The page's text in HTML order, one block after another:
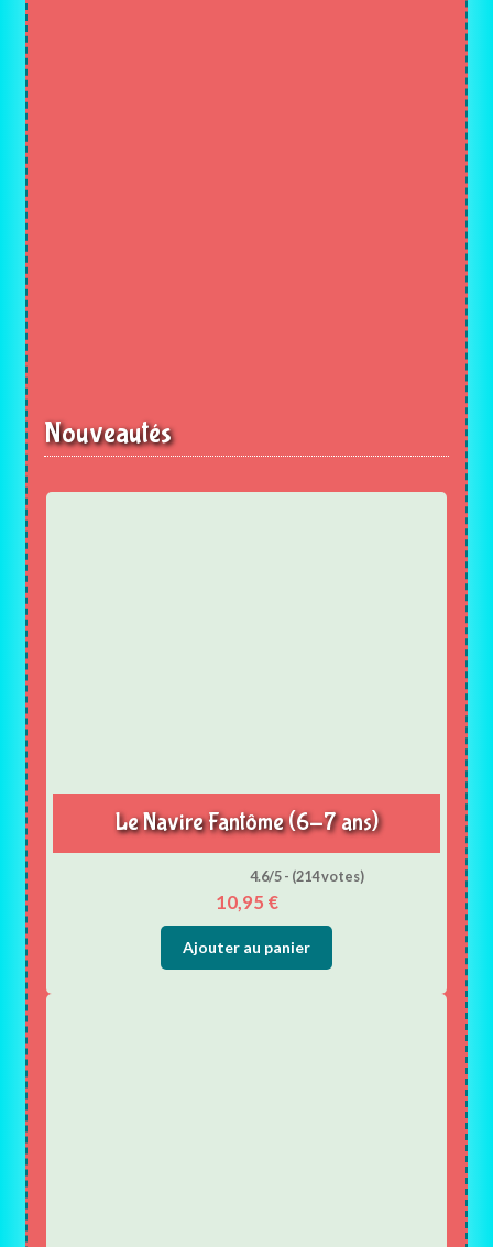
Nouveautés
Le Navire Fantôme (6-7 ans)
4.6/5 - (214 votes)
10,95 €
Ajouter au panier